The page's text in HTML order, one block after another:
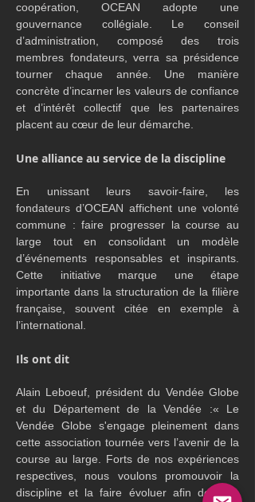
coopération, OCEAN adopte une
gouvernance collégiale. Le conseil
d’administration, composé des trois
membres fondateurs, verra sa présidence
tourner chaque année. Une manière
concrète d’incarner les valeurs de confiance
et d’intérêt collectif que les partenaires
placent au cœur de leur démarche.
Une alliance au service de la discipline
En unissant leurs savoir-faire, les
fondateurs d’OCEAN affichent une volonté
commune : faire progresser la course au
large tout en consolidant un modèle
d’événements responsables et inspirants.
Cette initiative marque une étape
importante dans la structuration de la filière
française, souvent citée en exemple à
l’international.
Ils ont dit
Alain Leboeuf, président du Vendée Globe
et du Département de la Vendée :« Le
Vendée Globe s'engage pleinement dans
cette association tournée vers l’avenir de la
course au large. Forts de nos expériences
respectives, nous voulons promouvoir la
discipline et la faire évoluer afin de faire